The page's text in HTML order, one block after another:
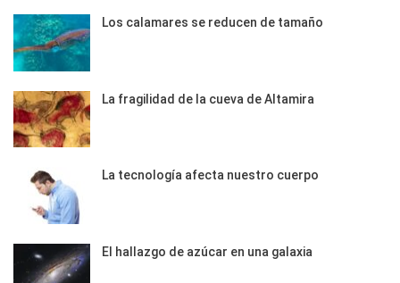
Los calamares se reducen de tamaño
La fragilidad de la cueva de Altamira
La tecnología afecta nuestro cuerpo
El hallazgo de azúcar en una galaxia